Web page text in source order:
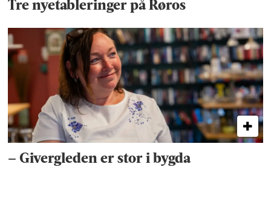
Tre nyetableringer på Røros
– Givergleden er stor i bygda